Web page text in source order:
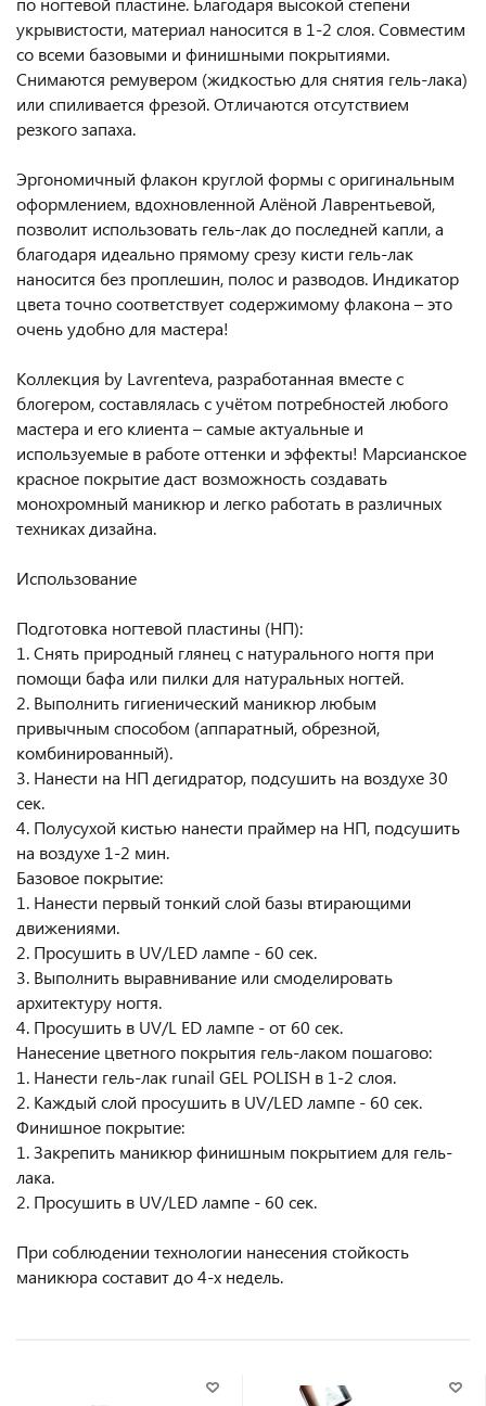
укрывистости, материал наносится в 1-2 слоя. Совместим
со всеми базовыми и финишными покрытиями.
Снимаются ремувером (жидкостью для снятия гель-лака)
или спиливается фрезой. Отличаются отсутствием
резкого запаха.
Эргономичный флакон круглой формы с оригинальным
оформлением, вдохновленной Алёной Лаврентьевой,
позволит использовать гель-лак до последней капли, а
благодаря идеально прямому срезу кисти гель-лак
наносится без проплешин, полос и разводов. Индикатор
цвета точно соответствует содержимому флакона – это
очень удобно для мастера!
Коллекция by Lavrenteva, разработанная вместе с
блогером, составлялась с учётом потребностей любого
мастера и его клиента – самые актуальные и
используемые в работе оттенки и эффекты! Марсианское
красное покрытие даст возможность создавать
монохромный маникюр и легко работать в различных
техниках дизайна.
Использование
Подготовка ногтевой пластины (НП):
1. Снять природный глянец с натурального ногтя при
помощи бафа или пилки для натуральных ногтей.
2. Выполнить гигиенический маникюр любым
привычным способом (аппаратный, обрезной,
комбинированный).
3. Нанести на НП дегидратор, подсушить на воздухе 30
сек.
4. Полусухой кистью нанести праймер на НП, подсушить
на воздухе 1-2 мин.
Базовое покрытие:
1. Нанести первый тонкий слой базы втирающими
движениями.
2. Просушить в UV/LED лампе - 60 сек.
3. Выполнить выравнивание или смоделировать
архитектуру ногтя.
4. Просушить в UV/L ED лампе - от 60 сек.
Нанесение цветного покрытия гель-лаком пошагово:
1. Нанести гель-лак runail GEL POLISH в 1-2 слоя.
2. Каждый слой просушить в UV/LED лампе - 60 сек.
Финишное покрытие:
1. Закрепить маникюр финишным покрытием для гель-
лака.
2. Просушить в UV/LED лампе - 60 сек.
При соблюдении технологии нанесения стойкость
маникюра составит до 4-х недель.